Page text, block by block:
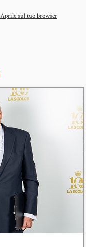
Aprile sul tuo browser